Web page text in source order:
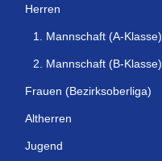
Herren
1. Mannschaft (A-Klasse)
2. Mannschaft (B-Klasse)
Frauen (Bezirksoberliga)
Altherren
Jugend